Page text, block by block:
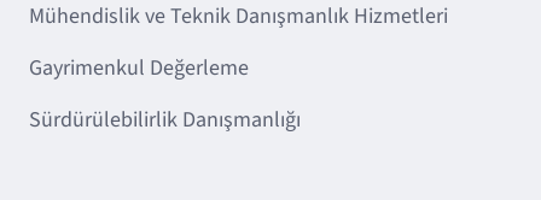
Mühendislik ve Teknik Danışmanlık Hizmetleri
Gayrimenkul Değerleme
Sürdürülebilirlik Danışmanlığı